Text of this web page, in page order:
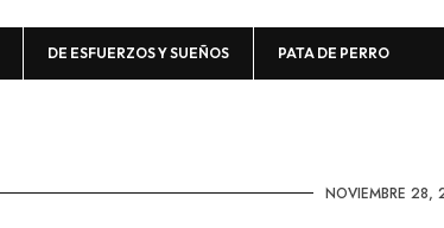
DE ESFUERZOS Y SUEÑOS PATA DE PERRO
NOVIEMBRE 28,